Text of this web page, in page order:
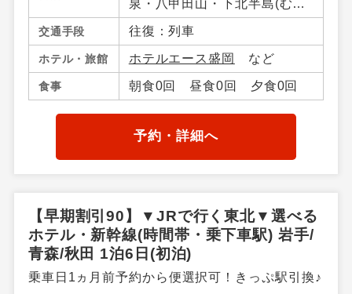
泉・八甲田山・下北半島(む
つ・大間)・八戸・十和田湖・
奥入瀬（青森県）・大鰐・碇
ケ関・不老不死・鰺ケ沢・弘
前・三沢・竜飛岬・青森県そ
の他、岩手県／盛岡市・つな
ぎ・鶯宿温泉・八幡平・雫
石・二戸・小岩井農場・平
輪・湯瀬温泉・玉川温泉・田
沢湖高原・乳頭温泉郷・十和
田湖秋田県
交通手段 往復：列車
ホテル・旅館 ホテルエース盛岡 など
食事 朝食0回 昼食0回 夕食0回
予約・詳細へ
【早期割引90】▼JRで行く東北▼選べる
ホテル・新幹線(時間帯・乗下車駅) 岩手/
青森/秋田 1泊6日(初泊)
乗車日1ヵ月前予約から便選択可！きっぷ駅引換♪